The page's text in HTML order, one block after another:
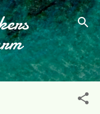
ツに移動